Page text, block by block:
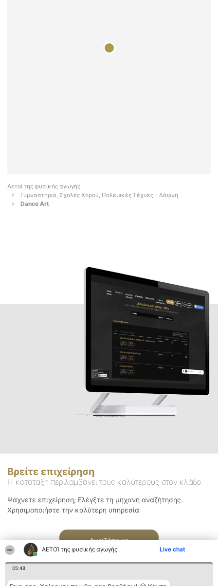
ΑΕΤΟΊ της φυσικής αγωγής Live chat
05:48
Αετοί της φυσικής αγωγής
Γυμναστήρια, Σχολές Χορού, Πολεμικές Τέχνες - Δάφνη
Dance Art
Βρείτε επιχείρηση
Η κατάταξη περιλαμβάνει τους καλύτερους στον κλάδο
Ψάχνετε επιχείρηση; Ελέγξτε τη μηχανή αναζήτησης.
Χρησιμοποιήστε την καλύτερη υπηρεσία
Αναζήτηση